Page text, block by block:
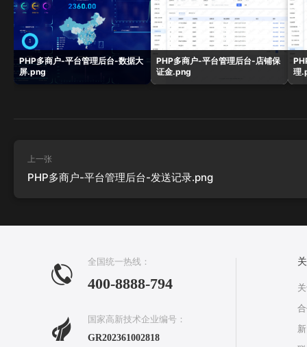
PHP多商户-平台管理后台-数据大
屏.png
PHP多商户-平台管理后台-店铺保
证金.png
理
上一张
PHP多商户-平台管理后台-发送记录.png
全国统一热线：
400-8888-794
国家高新技术企业编号：
GR202361002818